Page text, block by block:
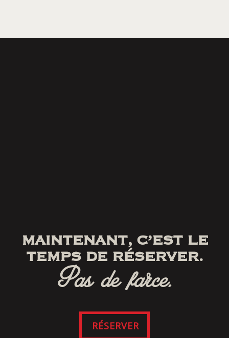
MAINTENANT, C’EST LE
TEMPS DE RÉSERVER.
Pas de farce.
RÉSERVER